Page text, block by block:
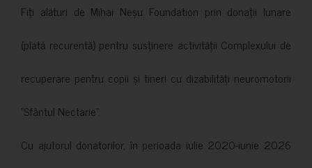
Fiți alături de Mihai Neșu Foundation prin donații lunare
(plată recurentă) pentru susținere activității Complexului de
recuperare pentru copii și tineri cu dizabilități neuromotorii
”Sfântul Nectarie”.
Cu ajutorul donatorilor, în perioada iulie 2020-iunie 2026